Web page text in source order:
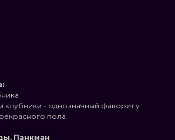
клубники - однозначный фаворит у
пола
Панкман